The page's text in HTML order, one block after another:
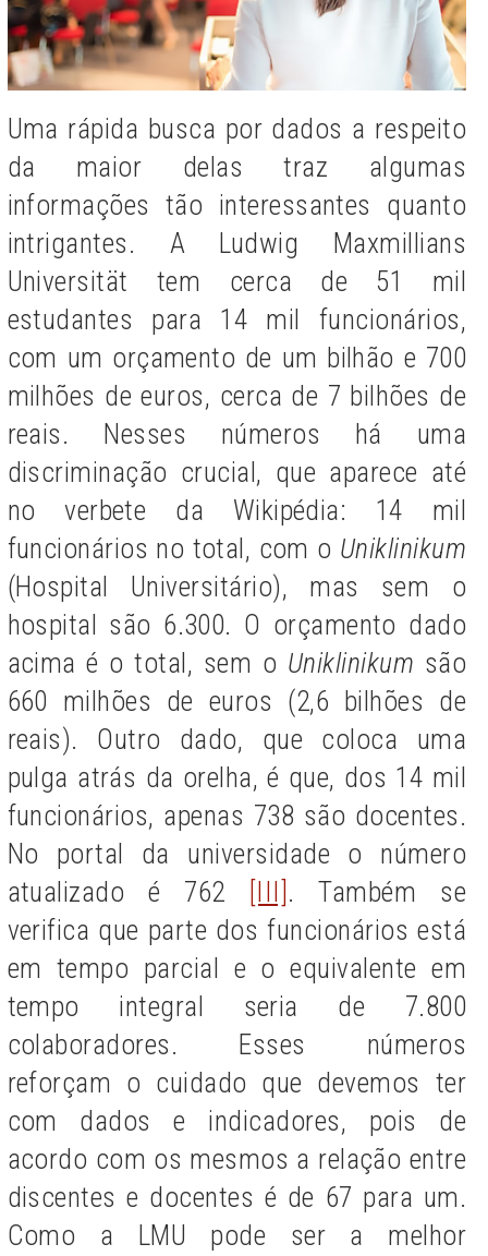
Uma rápida busca por dados a respeito
da maior delas traz algumas
informações tão interessantes quanto
intrigantes. A Ludwig Maxmillians
Universität tem cerca de 51 mil
estudantes para 14 mil funcionários,
com um orçamento de um bilhão e 700
milhões de euros, cerca de 7 bilhões de
reais. Nesses números há uma
discriminação crucial, que aparece até
no verbete da Wikipédia: 14 mil
funcionários no total, com o Uniklinikum
(Hospital Universitário), mas sem o
hospital são 6.300. O orçamento dado
acima é o total, sem o Uniklinikum são
660 milhões de euros (2,6 bilhões de
reais). Outro dado, que coloca uma
pulga atrás da orelha, é que, dos 14 mil
funcionários, apenas 738 são docentes.
No portal da universidade o número
atualizado é 762
[III]. Também se
verifica que parte dos funcionários está
em tempo parcial e o equivalente em
tempo integral seria de 7.800
colaboradores. Esses números
reforçam o cuidado que devemos ter
com dados e indicadores, pois de
acordo com os mesmos a relação entre
discentes e docentes é de 67 para um.
Como a LMU pode ser a melhor